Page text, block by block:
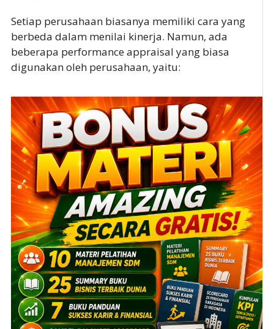
Setiap perusahaan biasanya memiliki cara yang
berbeda dalam menilai kinerja. Namun, ada
beberapa performance appraisal yang biasa
digunakan oleh perusahaan, yaitu: